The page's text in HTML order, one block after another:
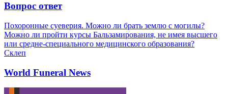
Вопрос ответ
Похоронные суеверия. Можно ли брать землю с могилы?
Можно ли пройти курсы Бальзамирования, не имея высшего
или средне-специального медицинского образования?
Склеп
World Funeral News